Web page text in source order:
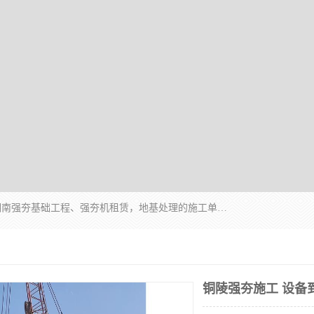
湖南业峻强夯基础工程有限公司是一家专业从事湖南强夯基础工程、强夯机租赁，地基处理的施工单位。业务覆盖：湖南、广东，江西等地。可承接1000KN.m-25000KN.m强夯（置换）工程。公司创始人是国内较早期从事强夯施工的建设者，经过多年的一步一个脚印的发展，在行业内具有较高的度和良好的口碑。
铜陵强夯施工 设备